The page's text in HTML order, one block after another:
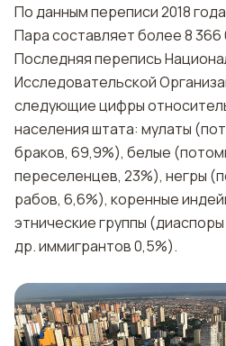
По данным переписи 2018
Пара составляет более 8 366
Последняя перепись
Исследовательской
следующие цифры
населения штата: мулаты
браков, 69,9%), белые
переселенцев, 23%), негры
рабов, 6,6%), коренные
этнические группы (диаспоры
др. иммигрантов 0,5%).